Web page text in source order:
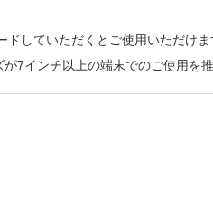
障例
と注意点 （新垣淑
開術を施行した症
山勝彦）
，稲谷 大）
していただくとご使用いただけま
7インチ以上の端末でのご使用を推